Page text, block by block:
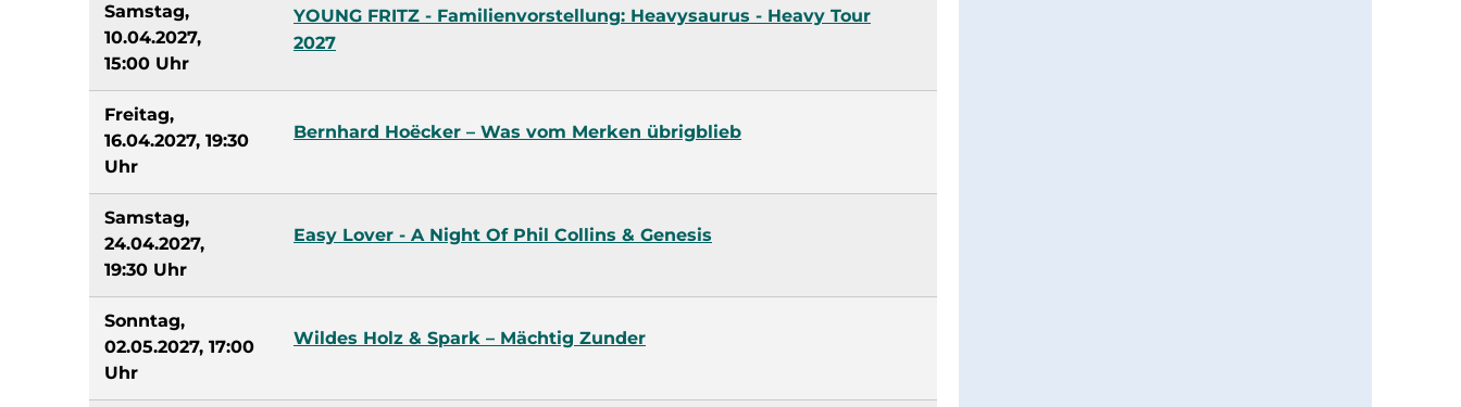
Samstag,
10.04.2027,
15:00 Uhr
YOUNG FRITZ - Familienvorstellung: Heavysaurus - Heavy Tour
2027
Freitag,
16.04.2027, 19:30
Uhr
Bernhard Hoëcker – Was vom Merken übrigblieb
Samstag,
24.04.2027,
19:30 Uhr
Easy Lover - A Night Of Phil Collins & Genesis
Sonntag,
02.05.2027, 17:00
Uhr
Wildes Holz & Spark – Mächtig Zunder